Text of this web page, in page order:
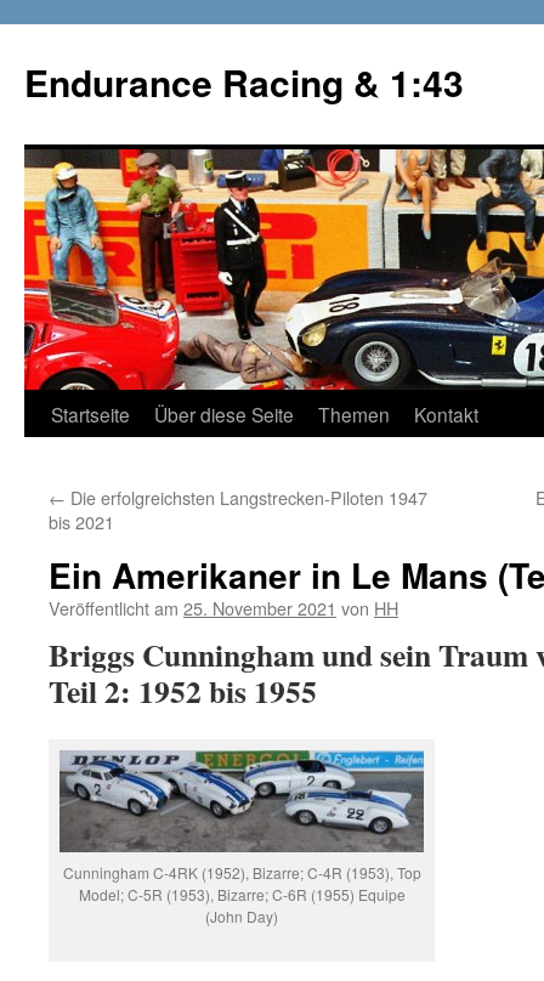
springen
Endurance Racing & 1:43
Startseite Über diese Seite Themen Kontakt
← Die erfolgreichsten Langstrecken-Piloten 1947
bis 2021
Ein Amerikaner in Le Mans
Veröffentlicht am 25. November 2021 von HH
Briggs Cunningham und sein Traum
Teil 2: 1952 bis 1955
Cunningham C-4RK (1952), Bizarre; C-4R (1953), Top
Model; C-5R (1953), Bizarre; C-6R (1955) Equipe
(John Day)